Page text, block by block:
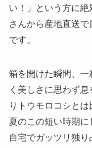
い！」という方に
さんから産地直送
です。
箱を開けた瞬間、
く美しさに思わず
りトウモロコシと
夏のこの短い時期
自宅でガッツリ独